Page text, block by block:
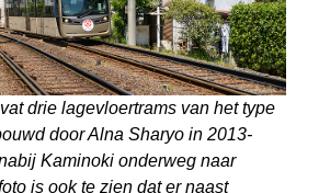
drie lagevloertrams van het type
door Alna Sharyo in 2013-
Kaminoki onderweg naar
is ook te zien dat er naast